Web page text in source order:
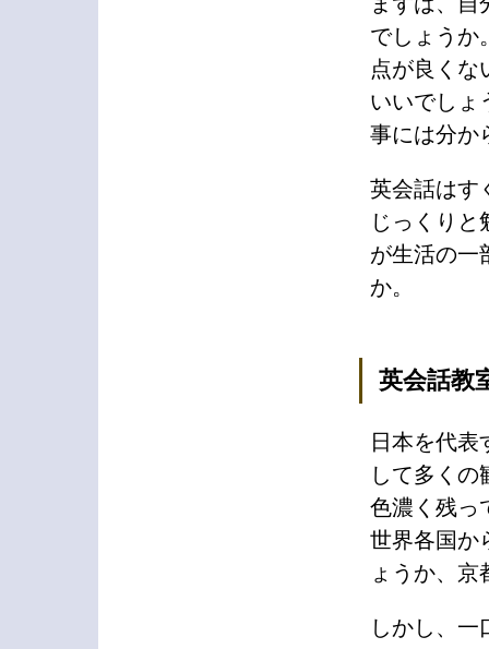
でしょうか
点が良くな
いいでしょ
事には分か
英会話はす
じっくり
が生活の一
か。
英会話教
日本を代
して多く
色濃く残っ
世界各国か
ょうか、京
しかし、